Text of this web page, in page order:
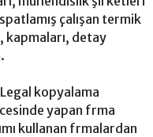
çalışan termik
kapmaları, detay
kopyalama
yapan frma
kullanan frmalardan